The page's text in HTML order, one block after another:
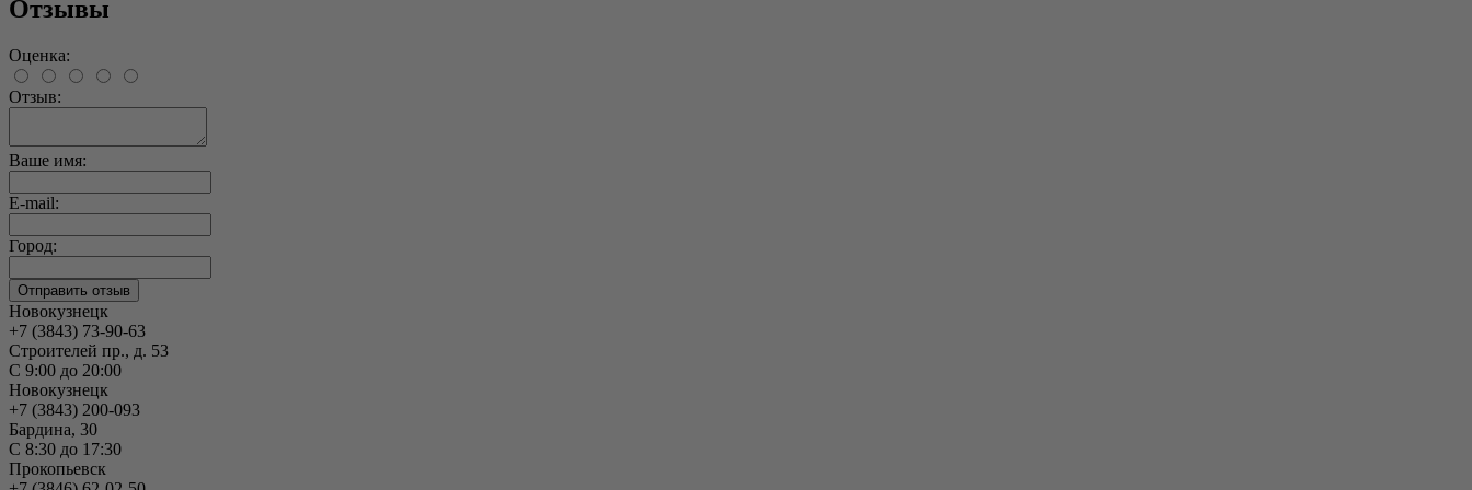
Отзывы
Оценка:
Отзыв:
Ваше имя:
E-mail:
Город:
Новокузнецк
+7 (3843) 73-90-63
Строителей пр., д. 53
С 9:00 до 20:00
Новокузнецк
+7 (3843) 200-093
Бардина, 30
С 8:30 до 17:30
Прокопьевск